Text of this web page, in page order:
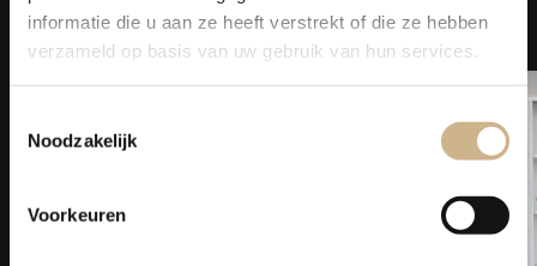
informatie die u aan ze heeft verstrekt of die ze hebben
verzameld op basis van uw gebruik van hun services.
Noodzakelijk
Voorkeuren